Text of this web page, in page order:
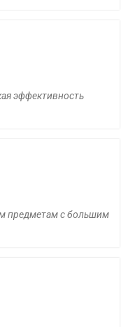
эффективность
предметам с большим